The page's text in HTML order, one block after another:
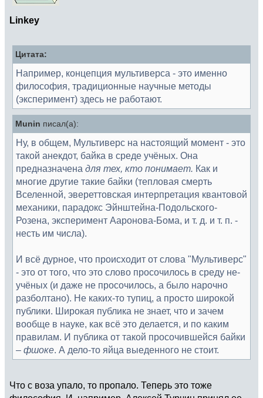
Linkey
Цитата:
Например, концепция мультиверса - это именно
философия, традиционные научные методы
(эксперимент) здесь не работают.
Munin писал(а):
Ну, в общем, Мультиверс на настоящий момент - это
такой анекдот, байка в среде учёных. Она
предназначена для тех, кто понимает. Как и
многие другие такие байки (тепловая смерть
Вселенной, эвереттовская интерпретация квантовой
механики, парадокс Эйнштейна-Подольского-
Розена, эксперимент Ааронова-Бома, и т. д. и т. п. -
несть им числа).
И всё дурное, что происходит от слова "Мультиверс"
- это от того, что это слово просочилось в среду не-
учёных (и даже не просочилось, а было нарочно
разболтано). Не каких-то тупиц, а просто широкой
публики. Широкая публика не знает, что и зачем
вообще в науке, как всё это делается, и по каким
правилам. И публика от такой просочившейся байки
– фшоке. А дело-то яйца выеденного не стоит.
Что с воза упало, то пропало. Теперь это тоже